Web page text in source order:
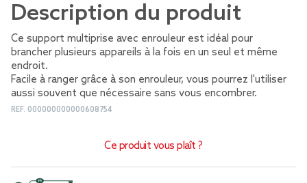
Description du produit
Ce support multiprise avec enrouleur est idéal pour
brancher plusieurs appareils à la fois en un seul et même
endroit.
Facile à ranger grâce à son enrouleur, vous pourrez l'utiliser
aussi souvent que nécessaire sans vous encombrer.
REF. 000000000000608754
Ce produit vous plaît ?